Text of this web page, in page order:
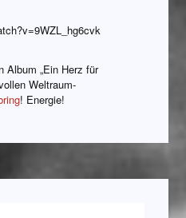
Album „Ein Herz für
Weltraum-
! Energie!